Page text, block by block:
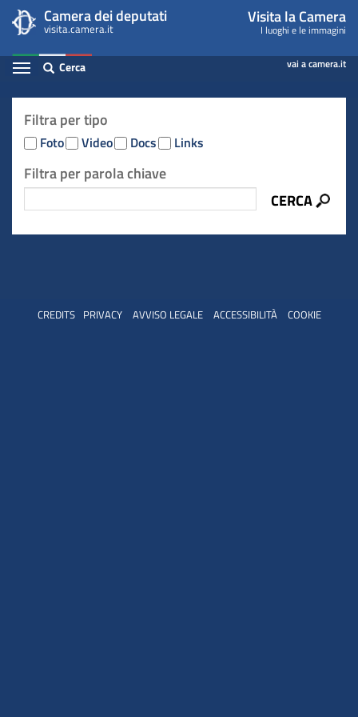
contenuto
principale
Visita
-
Pagina
ricerca
Camera dei deputati
visita.camera.it
Visita la Camera
I luoghi e le immagini
Espandi
Cerca vai a camera.it
Contenuto
Ricerca
flie
multimediali
Filtra per tipo
Foto Video Docs Links
Filtra per parola chiave
CERCA
CREDITS PRIVACY AVVISO LEGALE ACCESSIBILITÀ COOKIE